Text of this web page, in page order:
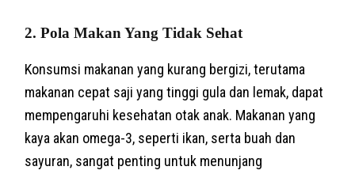
2.Pola Makan Yang Tidak Sehat
Konsumsi makanan yang kurang bergizi, terutama
makanan cepat saji yang tinggi gula dan lemak, dapat
mempengaruhi kesehatan otak anak. Makanan yang
kaya akan omega-3, seperti ikan, serta buah dan
sayuran, sangat penting untuk menunjang